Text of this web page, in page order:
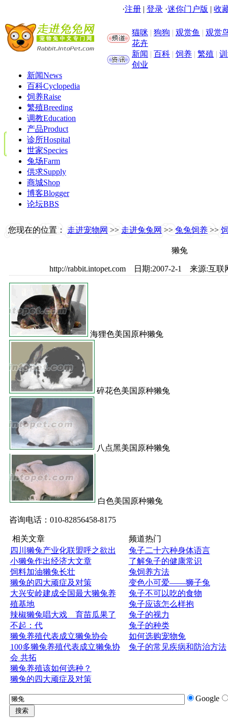
·注册 | 登录 ·迷你门户版 | 收
猫咪 | 狗狗 | 观赏鱼 | 观赏
花卉
新闻 | 百科 | 饲养 | 繁殖 |
创业
新闻News
百科Cyclopedia
饲养Raise
繁殖Breeding
调教Education
产品Product
诊所Hospital
世家Species
兔场Farm
供求Supply
商城Shop
博客Blogger
论坛BBS
您现在的位置： 走进宠物网 >> 走进兔兔网 >> 兔兔饲养 >>
獭兔
http://rabbit.intopet.com 日期:2007-2-1 来源:互
海狸色美国原种獭兔
碎花色美国原种獭兔
八点黑美国原种獭兔
白色美国原种獭兔
咨询电话：010-82856458-8175
相关文章
四川獭兔产业化联盟呼之欲出
小獭兔作出经济大文章
饲料加油獭兔长壮
獭兔的四大顽症及对策
大兴安岭建成全国最大獭兔养
殖基地
辣椒獭兔唱大戏 育苗瓜果了
不起：代
獭兔养殖代表成立獭兔协会
100多獭兔养殖代表成立獭兔协
会 共拓
獭兔养殖该如何选种？
獭兔的四大顽症及对策
频道热门
兔子二十六种身体语言
了解兔子的健康常识
兔饲养方法
变色小可爱——狮子兔
兔子不可以吃的食物
兔子应该怎么样抱
兔子的视力
兔子的种类
如何选购宠物兔
兔子的常见疾病和防治方法
Google